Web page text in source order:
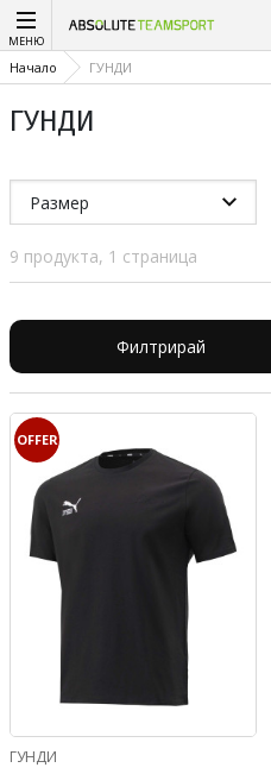
МЕНЮ
Начало ГУНДИ
ГУНДИ
Размер
9 продукта, 1 страница
Филтрирай
OFFER
ГУНДИ